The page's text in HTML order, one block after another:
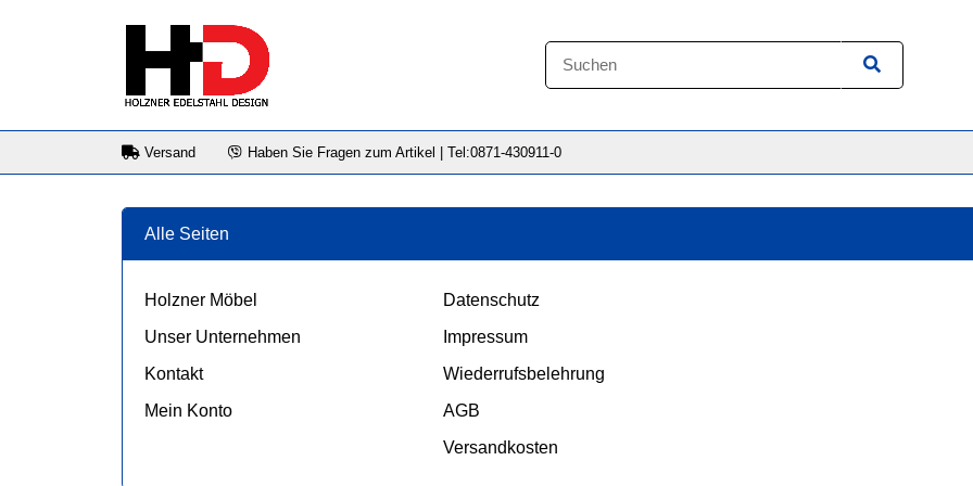
Versand Haben Sie Fragen zum Artikel | Tel:0871-430911-0
Alle Seiten
Holzner Möbel
Unser Unternehmen
Kontakt
Mein Konto
Datenschutz
Impressum
Wiederrufsbelehrung
AGB
Versandkosten